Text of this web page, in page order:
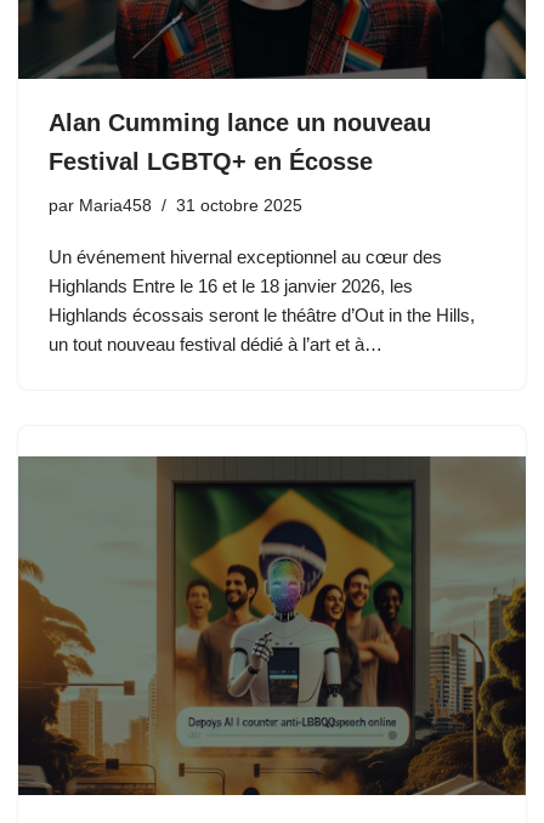
Alan Cumming lance un nouveau
Festival LGBTQ+ en Écosse
par Maria458 31 octobre 2025
Un événement hivernal exceptionnel au cœur des
Highlands Entre le 16 et le 18 janvier 2026, les
Highlands écossais seront le théâtre d’Out in the Hills,
un tout nouveau festival dédié à l’art et à…